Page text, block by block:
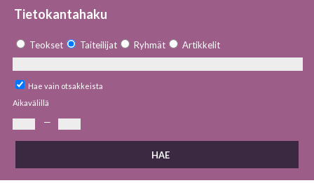
Tietokantahaku
Teokset Taiteilijat Ryhmät Artikkelit
Hae vain otsakkeista
Aikavälillä
—